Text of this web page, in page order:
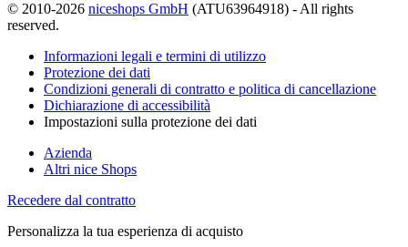
© 2010-2026 niceshops GmbH (ATU63964918) - All rights
reserved.
Informazioni legali e termini di utilizzo
Protezione dei dati
Condizioni generali di contratto e politica di cancellazione
Dichiarazione di accessibilità
Impostazioni sulla protezione dei dati
Azienda
Altri nice Shops
Recedere dal contratto
Personalizza la tua esperienza di acquisto